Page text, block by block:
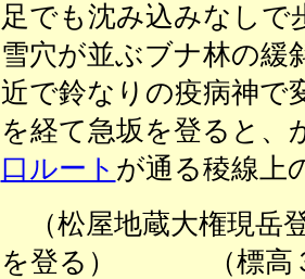
足でも沈み込みなしで
雪穴が並ぶブナ林の緩
近で鈴なりの疫病神で
を経て急坂を登ると、
口ルート が通る稜線上
（松屋地蔵大権現岳
を登る） （標高３